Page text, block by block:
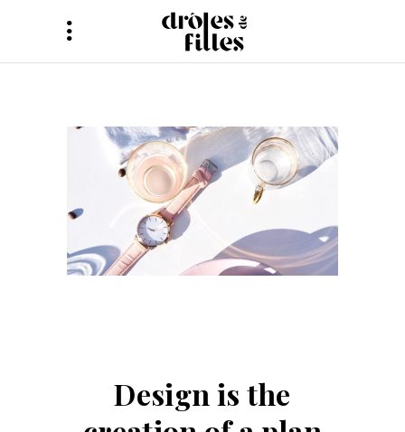
Design is the